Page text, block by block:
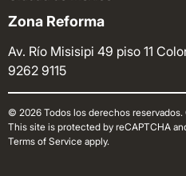
Zona Reforma
Av. Río Misisipi 49 piso 11
9262 9115
© 2026 Todos los derechos reservados.
This site is protected by reCAPTCHA
Terms of Service apply.